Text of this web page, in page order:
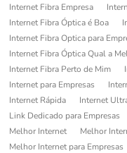
Internet Fibra Empresa
Internet Fibra Óptica é Boa
Internet Fibra Optica para
Internet Fibra Óptica Qual a
Internet Fibra Perto de Mim
Internet para Empresas
Internet Rápida
Internet
Link Dedicado para Empresas
Melhor Internet
Melhor
Melhor Internet para Empresas